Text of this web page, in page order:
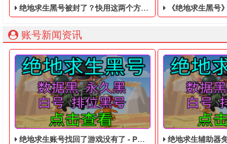
绝地求生黑号被封了？快用这两个方法试试 《绝地求生黑号​》是11bit工作
账号新闻资讯
绝地求生账号找回了游戏没有了 - PUBG便宜的数据黑号 绝地求生辅助器免费版不花